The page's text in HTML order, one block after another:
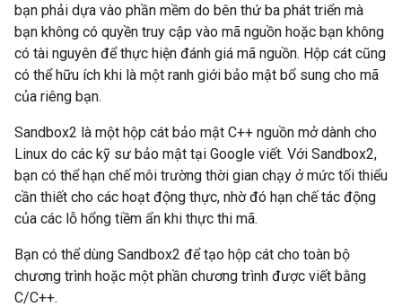
bạn phải dựa vào phần mềm do bên thứ ba phát triển mà
bạn không có quyền truy cập vào mã nguồn hoặc bạn không
có tài nguyên để thực hiện đánh giá mã nguồn. Hộp cát cũng
có thể hữu ích khi là một ranh giới bảo mật bổ sung cho mã
của riêng bạn.
Sandbox2 là một hộp cát bảo mật C++ nguồn mở dành cho
Linux do các kỹ sư bảo mật tại Google viết. Với Sandbox2,
bạn có thể hạn chế môi trường thời gian chạy ở mức tối thiểu
cần thiết cho các hoạt động thực, nhờ đó hạn chế tác động
của các lỗ hổng tiềm ẩn khi thực thi mã.
Bạn có thể dùng Sandbox2 để tạo hộp cát cho toàn bộ
chương trình hoặc một phần chương trình được viết bằng
C/C++.